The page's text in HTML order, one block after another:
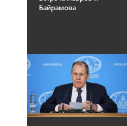
Байрамова